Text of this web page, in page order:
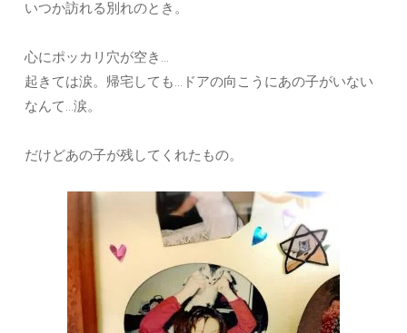
いつか訪れる別れのとき。
心にポッカリ穴が空き…
起きては涙。帰宅しても…ドアの向こうにあの子がいない
なんて…涙。
だけどあの子が残してくれたもの。